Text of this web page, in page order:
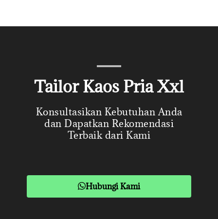
Tailor Kaos Pria Xxl
Konsultasikan Kebutuhan Anda
dan Dapatkan Rekomendasi
Terbaik dari Kami
Hubungi Kami